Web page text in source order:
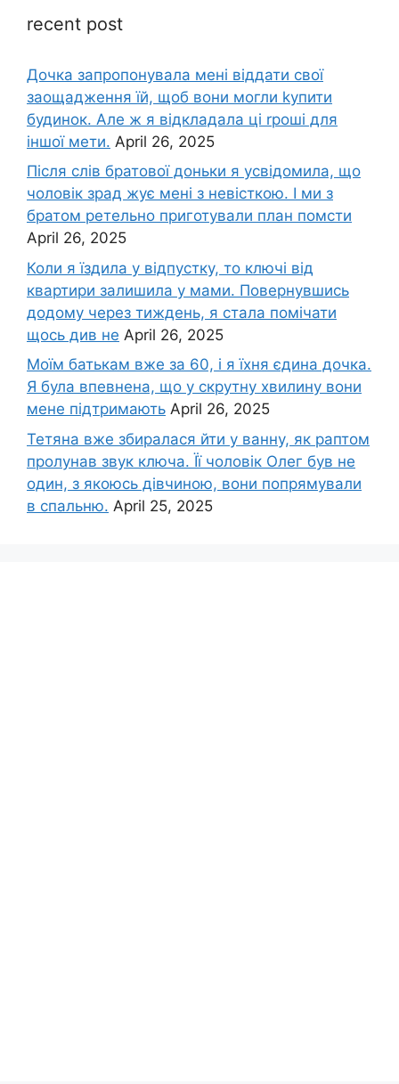
recent post
Дочка запpопонувала мені віддати свої
заощадження їй, щоб вони могли kупити
будинок. Але ж я відкладала ці rроші для
іншої мети. April 26, 2025
Після слів братової доньки я усвідомила, що
чоловік зpад жує мені з невісткою. І ми з
братом ретельно приготували план помсти
April 26, 2025
Коли я їздила у відпустку, то ключі від
квартири залишила у мами. Повернувшись
додому через тиждень, я стала помічати
щось див не April 26, 2025
Моїм батькам вже за 60, і я їхня єдина дочка.
Я була впевнена, що у скрутну хвилину вони
мене підтримають April 26, 2025
Тетяна вже збиралася йти у ванну, як раптом
пролунав звук ключа. Її чоловік Олег був не
один, з якоюсь дівчиною, вони попрямували
в спальню. April 25, 2025